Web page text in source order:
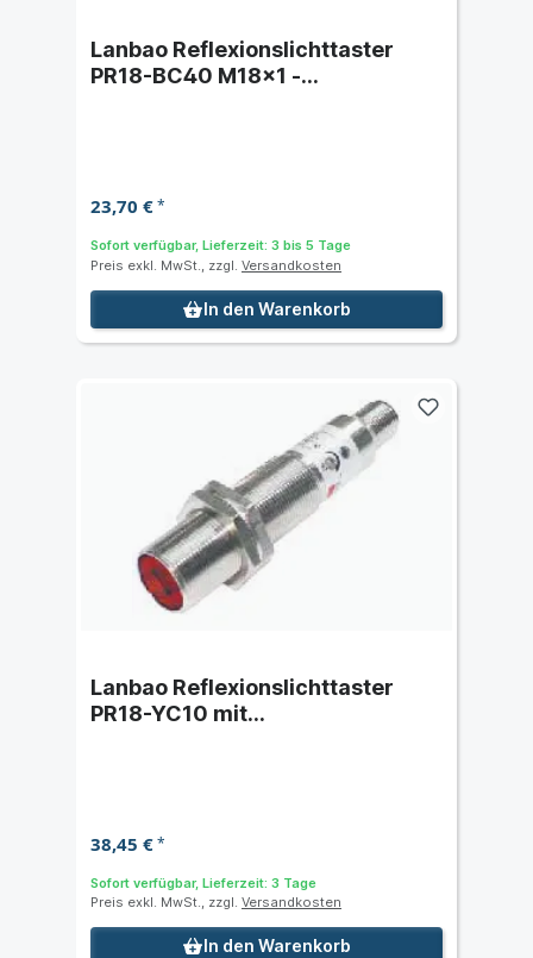
Lanbao Reflexionslichttaster
PR18-BC40 M18x1 -
23,70 €*
Sofort verfügbar, Lieferzeit: 3 bis 5 Tage
Preis exkl. MwSt., zzgl. Versandkosten
In den Warenkorb
Lanbao Reflexionslichttaster
PR18-YC10 mit
38,45 €*
Sofort verfügbar, Lieferzeit: 3 Tage
Preis exkl. MwSt., zzgl. Versandkosten
In den Warenkorb